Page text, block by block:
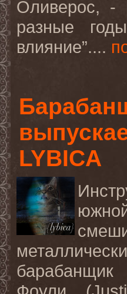
Оливерос, -
разные
влияние”....
LYBICA